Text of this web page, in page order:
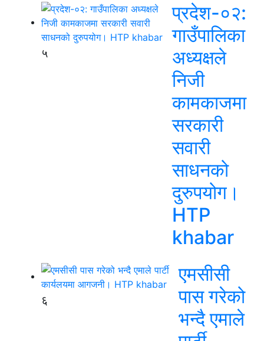
५
प्रदेश-०२:
गाउँपालिका
अध्यक्षले
निजी
कामकाजमा
सरकारी
सवारी
साधनको
दुरुपयोग।
HTP
khabar
६
एमसीसी
पास गरेको
भन्दै एमाले